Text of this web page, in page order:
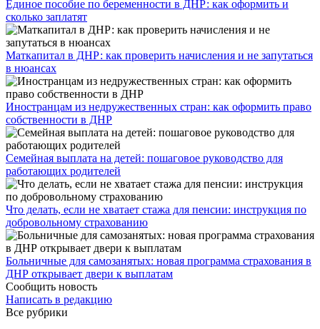
Единое пособие по беременности в ДНР: как оформить и
сколько заплатят
​Маткапитал в ДНР: как проверить начисления и не запутаться
в нюансах
Иностранцам из недружественных стран: как оформить право
собственности в ДНР
Семейная выплата на детей: пошаговое руководство для
работающих родителей
Что делать, если не хватает стажа для пенсии: инструкция по
добровольному страхованию
Больничные для самозанятых: новая программа страхования в
ДНР открывает двери к выплатам
Сообщить новость
Написать в редакцию
Все рубрики